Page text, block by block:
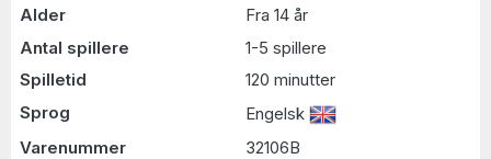
Alder
Fra 14 år
Antal spillere
1-5 spillere
Spilletid
120 minutter
Sprog
Engelsk
Varenummer
32106B